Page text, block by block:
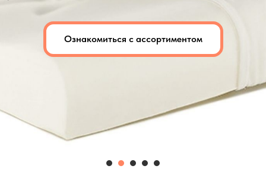
Ознакомиться с ассортиментом